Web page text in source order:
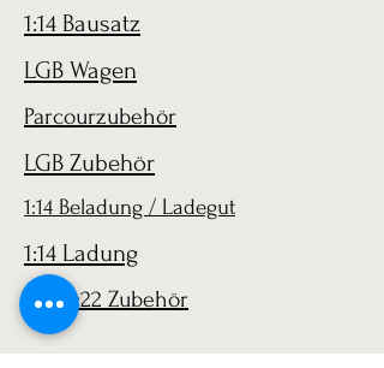
1:14 Bausatz
LGB Wagen
Parcourzubehör
LGB Zubehör
1:14 Beladung / Ladegut
1:14 Ladung
LGB 1:22 Zubehör